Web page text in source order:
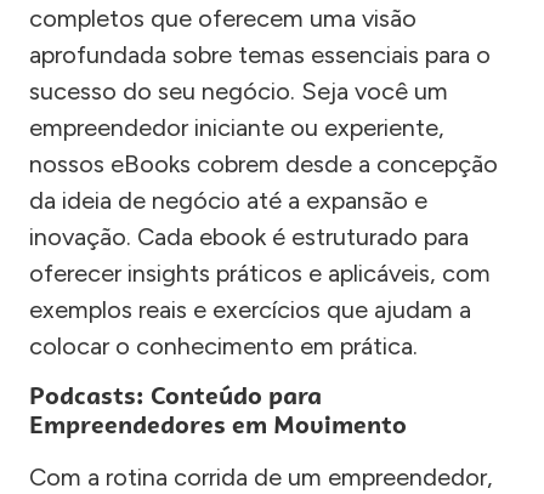
completos que oferecem uma visão
aprofundada sobre temas essenciais para o
sucesso do seu negócio. Seja você um
empreendedor iniciante ou experiente,
nossos eBooks cobrem desde a concepção
da ideia de negócio até a expansão e
inovação. Cada ebook é estruturado para
oferecer insights práticos e aplicáveis, com
exemplos reais e exercícios que ajudam a
colocar o conhecimento em prática.
Podcasts: Conteúdo para
Empreendedores em Movimento
Com a rotina corrida de um empreendedor,